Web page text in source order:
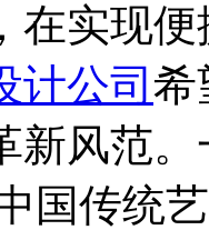
在实现
计公司 希
新风范
国传统